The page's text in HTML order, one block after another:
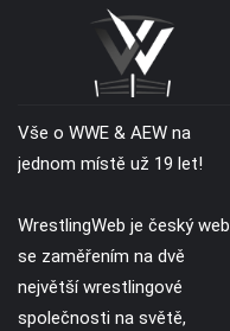
Vše o WWE & AEW na
jednom místě už 19 let!
WrestlingWeb je český web
se zaměřením na dvě
největší wrestlingové
společnosti na světě,